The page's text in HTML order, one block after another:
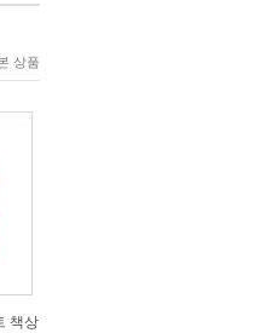
상품
책상